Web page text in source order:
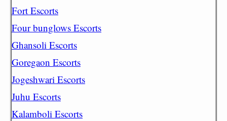
Fort Escorts
Four bunglows Escorts
Ghansoli Escorts
Goregaon Escorts
Jogeshwari Escorts
Juhu Escorts
Kalamboli Escorts